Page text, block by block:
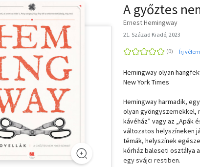
A győztes
Ernest Hemingway
21. Század Kiadó, 2023
Írj
Hemingway olyan
New York Times
Hemingway harmadik,
olyan gyöngyszemekkel,
kávéház” vagy az „Apák
változatos helyszíneken
témák, helyszínek
kórház baleseti osztálya
egy svájci restiben.